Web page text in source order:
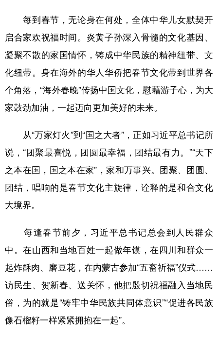
每到春节，无论身在何处，全体中华儿女默契开
启合家欢祝福时间。炎黄子孙深入骨髓的文化基因、
凝聚不散的家国情怀，铸成中华民族的精神纽带、文
化纽带。身在海外的华人华侨把春节文化带到世界各
个角落，“海外春晚”传扬中国文化，慰藉游子心，为大
家鼓劲加油，一起迈向更加美好的未来。
从“万家灯火”到“国之大者”，正如习近平总书记所
说，“团聚最喜悦，团圆最幸福，团结最有力。”“天下
之本在国，国之本在家”，家和万事兴。团聚、团圆、
团结，唱响的是春节文化主旋律，诠释的是和合文化
大境界。
每逢春节前夕，习近平总书记总会到人民群众
中。在山西和当地百姓一起做年馍，在四川和群众一
起炸酥肉、磨豆花，在内蒙古参加“五畜祈福”仪式……
访民生、贺新春、送关怀，他把殷切祝福融入当地民
俗，为的就是“铸牢中华民族共同体意识”“促进各民族
像石榴籽一样紧紧拥抱在一起”。